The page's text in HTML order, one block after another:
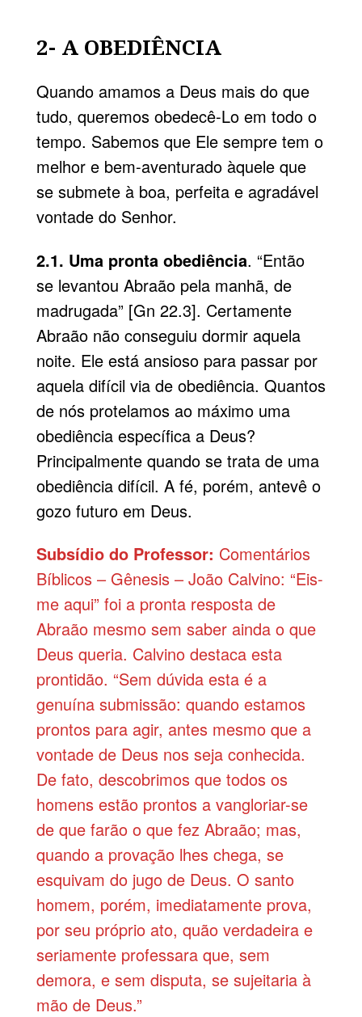
2- A OBEDIÊNCIA
Quando amamos a Deus mais do que
tudo, queremos obedecê-Lo em todo o
tempo. Sabemos que Ele sempre tem o
melhor e bem-aventurado àquele que
se submete à boa, perfeita e agradável
vontade do Senhor.
2.1. Uma pronta obediência. “Então
se levantou Abraão pela manhã, de
madrugada” [Gn 22.3]. Certamente
Abraão não conseguiu dormir aquela
noite. Ele está ansioso para passar por
aquela difícil via de obediência. Quantos
de nós protelamos ao máximo uma
obediência específica a Deus?
Principalmente quando se trata de uma
obediência difícil. A fé, porém, antevê o
gozo futuro em Deus.
Subsídio do Professor: Comentários
Bíblicos – Gênesis – João Calvino: “Eis-
me aqui” foi a pronta resposta de
Abraão mesmo sem saber ainda o que
Deus queria. Calvino destaca esta
prontidão. “Sem dúvida esta é a
genuína submissão: quando estamos
prontos para agir, antes mesmo que a
vontade de Deus nos seja conhecida.
De fato, descobrimos que todos os
homens estão prontos a vangloriar-se
de que farão o que fez Abraão; mas,
quando a provação lhes chega, se
esquivam do jugo de Deus. O santo
homem, porém, imediatamente prova,
por seu próprio ato, quão verdadeira e
seriamente professara que, sem
demora, e sem disputa, se sujeitaria à
mão de Deus.”